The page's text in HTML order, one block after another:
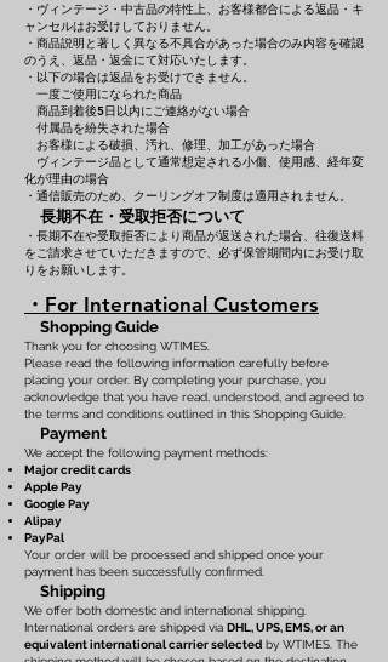
・ヴィンテージ・中古品の特性上、お客様都合による返品・キ
ャンセルはお受けしておりません。
・商品説明と著しく異なる不具合があった場合のみ内容を確認
のうえ、返品・返金にて対応いたします。
・以下の場合は返品をお受けできません。
一度ご使用になられた商品
商品到着後5日以内にご連絡がない場合
付属品を紛失された場合
お客様による破損、汚れ、修理、加工があった場合
ヴィンテージ品として通常想定される小傷、使用感、経年変
化が理由の場合
・通信販売のため、クーリングオフ制度は適用されません。
長期不在・受取拒否について
・長期不在や受取拒否により商品が返送された場合、往復送料
をご請求させていただきますので、必ず保管期間内にお受け取
りをお願いします。
・For International Customers
Shopping Guide
Thank you for choosing WTIMES.
Please read the following information carefully before
placing your order. By completing your purchase, you
acknowledge that you have read, understood, and agreed to
the terms and conditions outlined in this Shopping Guide.
Payment
We accept the following payment methods:
Major credit cards
Apple Pay
Google Pay
Alipay
PayPal
Your order will be processed and shipped once your
payment has been successfully confirmed.
Shipping
We offer both domestic and international shipping.
International orders are shipped via DHL, UPS, EMS, or an
equivalent international carrier selected by WTIMES. The